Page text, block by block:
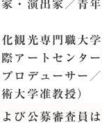
・演出家／青
観光専門職大学
アートセンター
ロデューサー
大学准教授）
び公募審査員